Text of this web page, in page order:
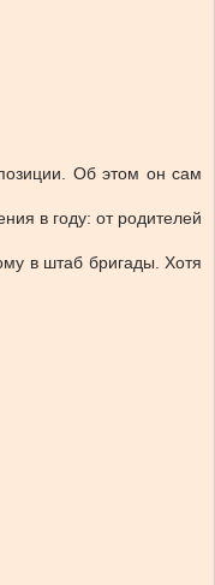
Об этом он сам
в году: от родителей
в штаб бригады. Хотя